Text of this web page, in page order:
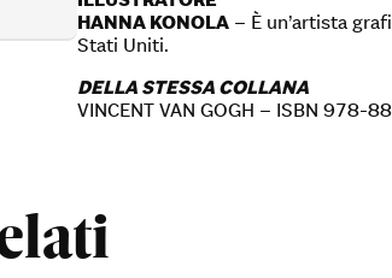
HANNA KONOLA – È un’artista
Stati Uniti.
DELLA STESSA COLLANA
VINCENT VAN GOGH – ISBN 978-